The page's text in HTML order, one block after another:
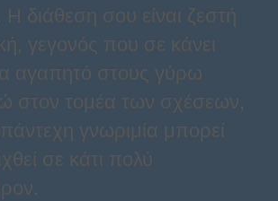
διάθεση σου είναι ζεστή
γεγονός που σε κάνει
αγαπητό στους γύρω
στον τομέα των σχέσεων,
γνωριμία μπορεί
σε κάτι πολύ